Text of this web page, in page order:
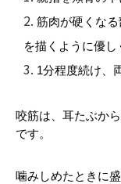
筋肉が硬くな
を描くように優
1分程度続け、
咬筋は、耳たぶか
です。
噛みしめたときに